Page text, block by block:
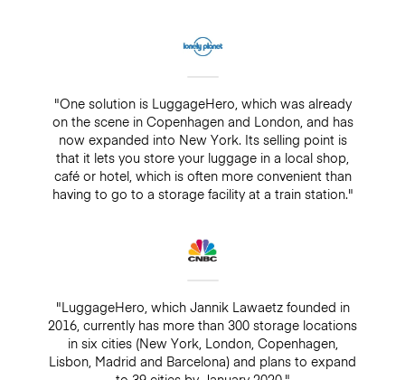
"One solution is LuggageHero, which was already
on the scene in Copenhagen and London, and has
now expanded into New York. Its selling point is
that it lets you store your luggage in a local shop,
café or hotel, which is often more convenient than
having to go to a storage facility at a train station."
"LuggageHero, which Jannik Lawaetz founded in
2016, currently has more than 300 storage locations
in six cities (New York, London, Copenhagen,
Lisbon, Madrid and Barcelona) and plans to expand